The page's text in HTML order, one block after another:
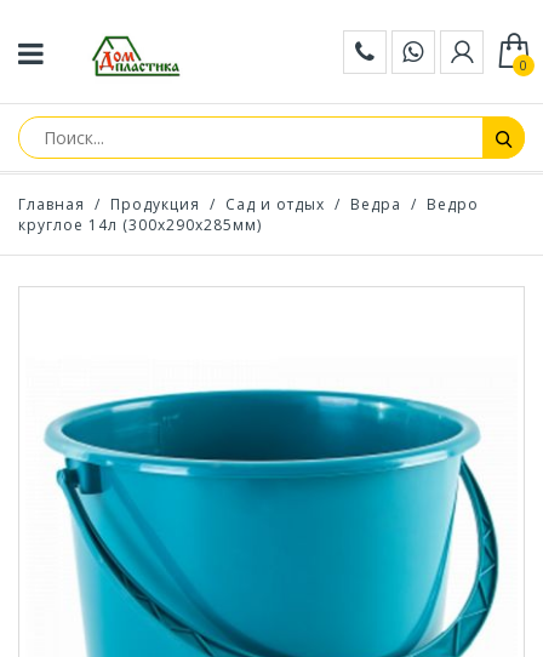
0
Главная / Продукция / Сад и отдых / Ведра / Ведро
круглое 14л (300х290х285мм)